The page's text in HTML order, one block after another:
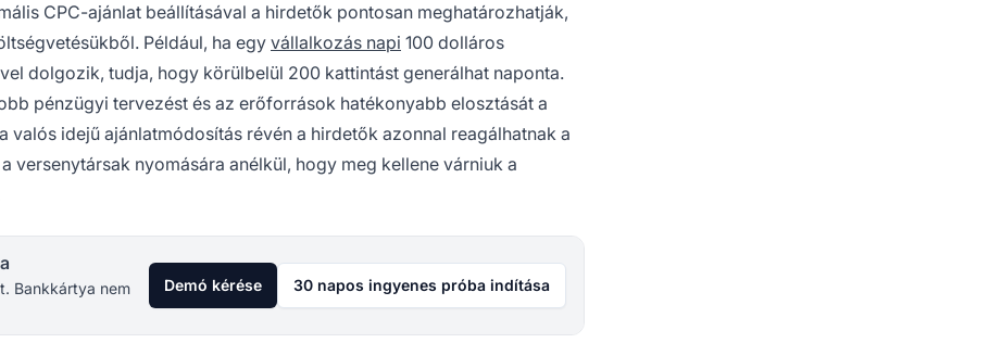
CPC-ajánlat beállításával a hirdetők pontosan meghatározhatják,
Például, ha egy vállalkozás napi 100 dolláros
dolgozik, tudja, hogy körülbelül 200 kattintást generálhat naponta.
pénzügyi tervezést és az erőforrások hatékonyabb elosztását a
idejű ajánlatmódosítás révén a hirdetők azonnal reagálhatnak a
versenytársak nyomására anélkül, hogy meg kellene várniuk a
Bankkártya nem
Demó kérése 30 napos ingyenes próba indítása